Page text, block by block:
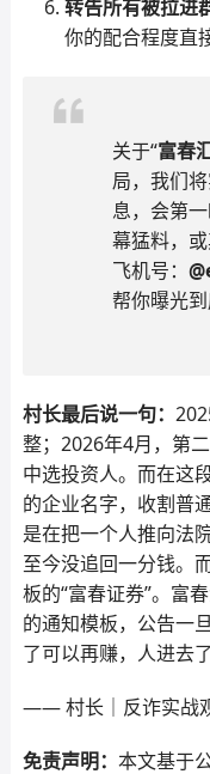
转告所有被拉进
你的配合程度直
关于“富春
局，我们
息，会第
幕猛料，
飞机号：
帮你曝光到
村长最后说一句：
整；2026年4月，第
中选投资人。而在这
的企业名字，收割普
是在把一个人推向法
至今没追回一分钱。
板的“富春证券”。富
的通知模板，公告一
了可以再赚，人进去
—— 村长｜反诈实战
免责声明： 本文基于